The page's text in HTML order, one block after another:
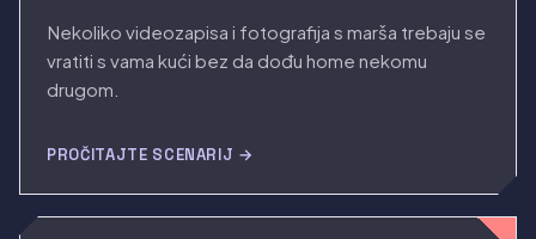
Nekoliko videozapisa i fotografija s marša trebaju se
vratiti s vama kući bez da dođu home nekomu
drugom.
PROČITAJTE SCENARIJ →